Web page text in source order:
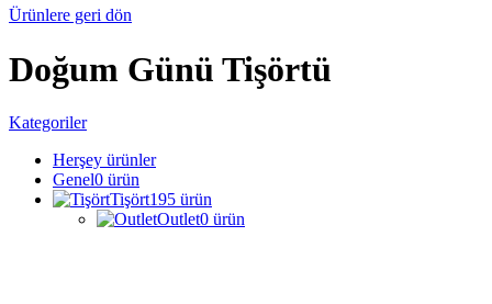
Ürünlere geri dön
Doğum Günü Tişörtü
Kategoriler
Herşey ürünler
Genel0 ürün
Tişört195 ürün
Outlet0 ürün